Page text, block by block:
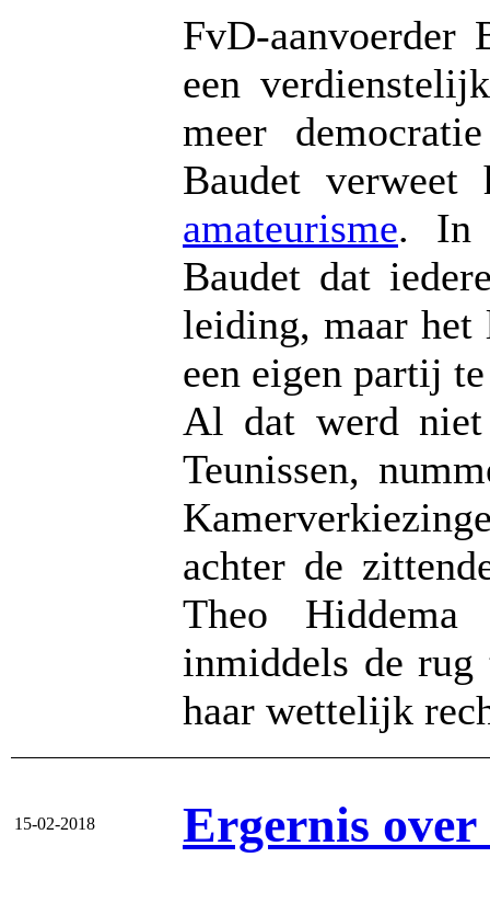
FvD-aanvoerder
een
meer
Baudet
amateurisme. In
Baudet dat
leiding, maar het
een eigen partij
Al dat werd niet
Teunissen,
achter de
Theo Hiddema
inmiddels de rug
haar wettelijk
15-02-2018 Ergernis